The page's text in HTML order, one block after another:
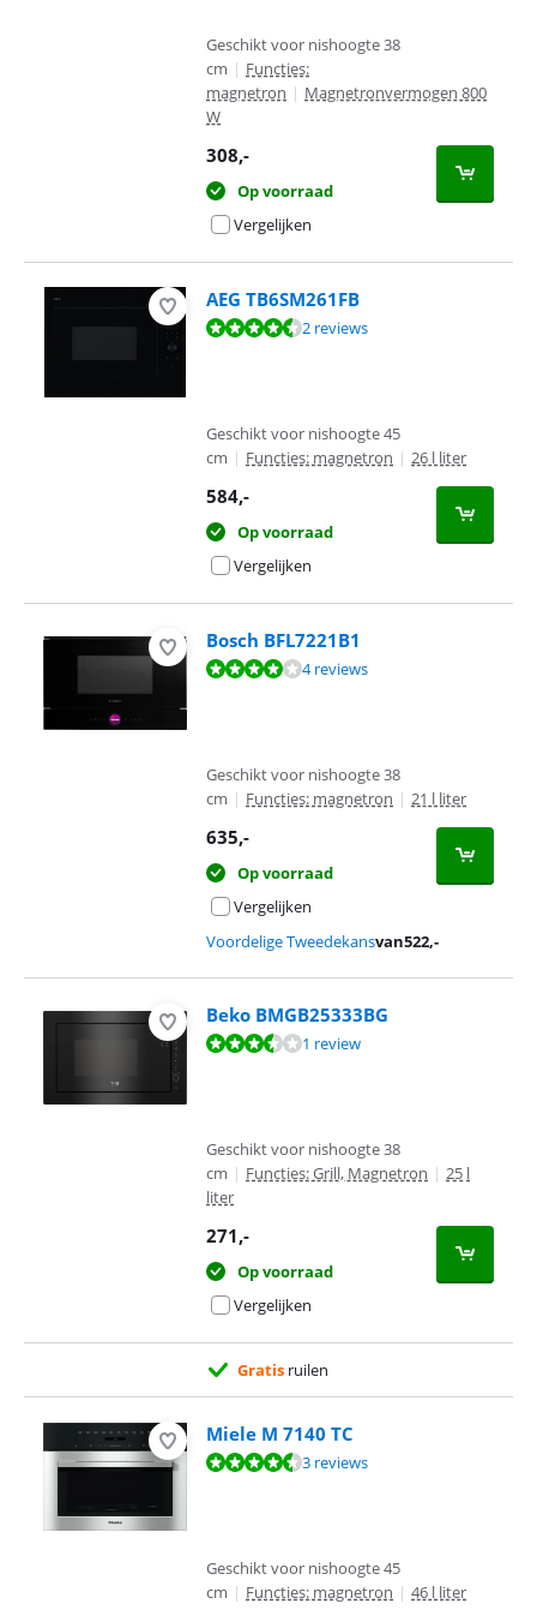
Geschikt voor nishoogte 38
cm | Functies:
magnetron | Magnetronvermogen 800
W
308,-
Op voorraad
Vergelijken
AEG TB6SM261FB
Beoordeling is 9,2 van de 10, gebaseerd op 2 reviews.
2 reviews
Geschikt voor nishoogte 45
cm | Functies: magnetron | 26 l liter
584,-
Op voorraad
Vergelijken
Bosch BFL7221B1
Beoordeling is 7,6 van de 10, gebaseerd op 4 reviews.
4 reviews
Geschikt voor nishoogte 38
cm | Functies: magnetron | 21 l liter
635,-
Op voorraad
Vergelijken
Voordelige Tweedekansvan522,-
Beko BMGB25333BG
Beoordeling is 7,0 van de 10, gebaseerd op 1 review.
1 review
Geschikt voor nishoogte 38
cm | Functies: Grill, Magnetron | 25 l
liter
271,-
Op voorraad
Vergelijken
Gratis ruilen
Miele M 7140 TC
Beoordeling is 9,4 van de 10, gebaseerd op 3 reviews.
3 reviews
Geschikt voor nishoogte 45
cm | Functies: magnetron | 46 l liter